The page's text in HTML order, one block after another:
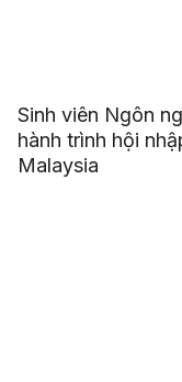
Sinh viên Ngôn
hành trình hội
Malaysia